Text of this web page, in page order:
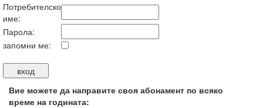
Потребителско
име:
Парола:
запомни ме:
Вие можете да направите своя абонамент по всяко
време на годината: